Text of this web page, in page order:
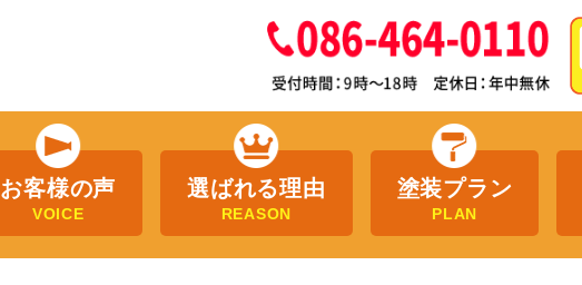
お客様の声
VOICE
選ばれる理由
REASON
塗装プラン
PLAN